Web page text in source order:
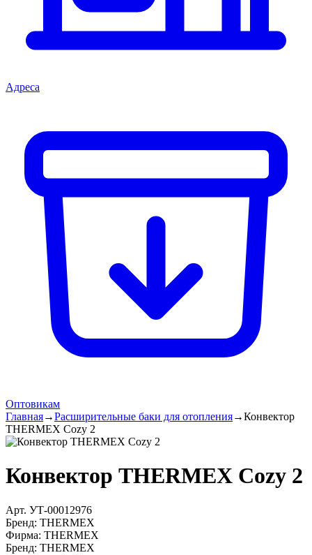
Адреса
Оптовикам
Главная→Расширительные баки для отопления→Конвектор
THERMEX Cozy 2
Конвектор THERMEX Cozy 2
Арт. УТ-00012976
Бренд: THERMEX
Фирма: THERMEX
Бренд: THERMEX